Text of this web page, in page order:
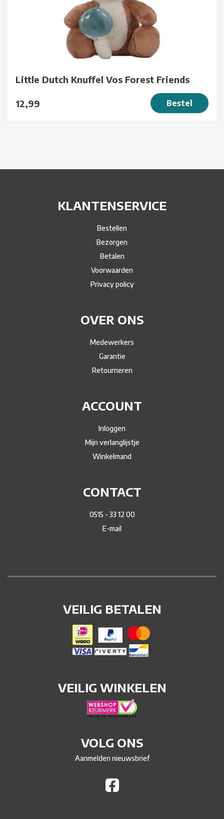
Little Dutch Knuffel Vos Forest Friends
12,99 Bestel
KLANTENSERVICE
Bestellen
Bezorgen
Betalen
Voorwaarden
Privacy policy
OVER ONS
Medewerkers
Garantie
Retourneren
ACCOUNT
Inloggen
Mijn verlanglijstje
Winkelmand
CONTACT
0515 - 33 12 00
E-mail
VEILIG BETALEN
VEILIG WINKELEN
VOLG ONS
Aanmelden nieuwsbrief